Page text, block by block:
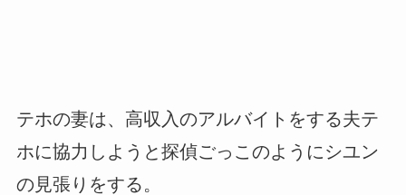
テホの妻は、高収入のアルバイトをする夫テ
ホに協力しようと探偵ごっこのようにシユン
の見張りをする。